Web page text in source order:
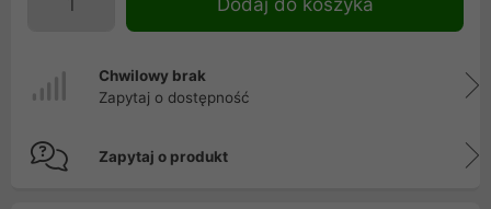
Dodaj do koszyka
Chwilowy brak
Zapytaj o dostępność
Zapytaj o produkt